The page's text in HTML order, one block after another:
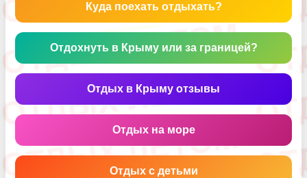
Куда поехать отдыхать?
Отдохнуть в Крыму или за границей?
Отдых в Крыму отзывы
Отдых на море
Отдых с детьми